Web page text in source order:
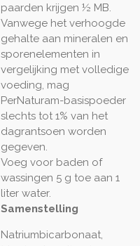
paarden krijgen ½ MB.
Vanwege het verhoogde
gehalte aan mineralen en
sporenelementen in
vergelijking met volledige
voeding, mag
PerNaturam-basispoeder
slechts tot 1% van het
dagrantsoen worden
gegeven.
Voeg voor baden of
wassingen 5 g toe aan 1
liter water.
Samenstelling
Natriumbicarbonaat,